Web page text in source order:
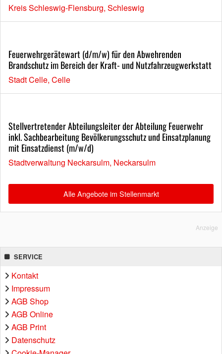
Kreis Schleswig-Flensburg, Schleswig
Feuerwehrgerätewart (d/m/w) für den Abwehrenden
Brandschutz im Bereich der Kraft- und Nutzfahrzeugwerkstatt
Stadt Celle, Celle
Stellvertretender Abteilungsleiter der Abteilung Feuerwehr
inkl. Sachbearbeitung Bevölkerungsschutz und Einsatzplanung
mit Einsatzdienst (m/w/d)
Stadtverwaltung Neckarsulm, Neckarsulm
Alle Angebote im Stellenmarkt
Anzeige
SERVICE
Kontakt
Impressum
AGB Shop
AGB Online
AGB Print
Datenschutz